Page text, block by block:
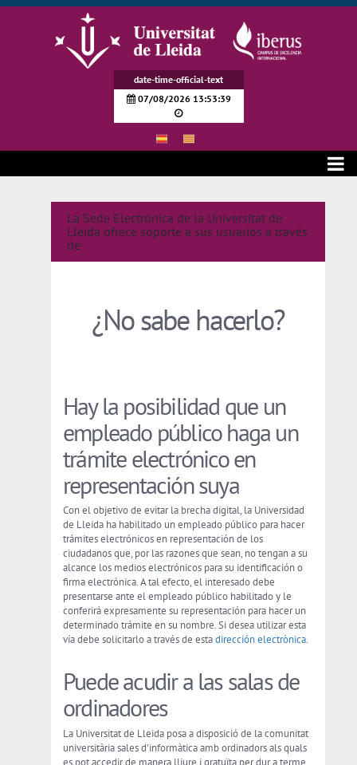
メインコンテンツにスキップ
date-time-official-text
07/08/2026 13:53:39
La Sede Electrónica de la Universitat de
Lleida ofrece soporte a sus usuarios a través
de
¿No sabe hacerlo?
Hay la posibilidad que un
empleado público haga un
trámite electrónico en
representación suya
Con el objetivo de evitar la brecha digital, la Universidad
de Lleida ha habilitado un empleado público para hacer
trámites electrónicos en representación de los
ciudadanos que, por las razones que sean, no tengan a su
alcance los medios electrónicos para su identificación o
firma electrónica. A tal efecto, el interesado debe
presentarse ante el empleado público habilitado y le
conferirá expresamente su representación para hacer un
determinado trámite en su nombre. Si desea utilizar esta
vía debe solicitarlo a través de estadirección electrònica.
Puede acudir a las salas de
ordinadores
La Universitat de Lleida posa a disposició de la comunitat
universitària sales d'informàtica amb ordinadors als quals
es pot accedir de manera lliure i gratuïta per dur a terme